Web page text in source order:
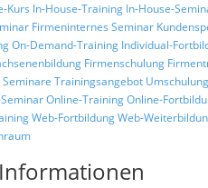
Kurs In-House-Training In-House-
Firmeninternes Seminar
On-Demand-Training Individual-
Firmenschulung
Seminare Trainingsangebot
Online-TrainingOnline-
Web-FortbildungWeb-